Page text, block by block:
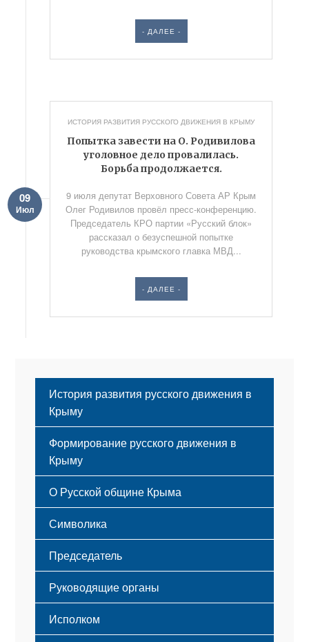
- ДАЛЕЕ -
ИСТОРИЯ РАЗВИТИЯ РУССКОГО ДВИЖЕНИЯ В КРЫМУ
Попытка завести на О. Родивилова
уголовное дело провалилась.
Борьба продолжается.
09
Июл
9 июля депутат Верховного Совета АР Крым
Олег Родивилов провёл пресс-конференцию.
Председатель КРО партии «Русский блок»
рассказал о безуспешной попытке
руководства крымского главка МВД...
- ДАЛЕЕ -
История развития русского движения в
Крыму
Формирование русского движения в
Крыму
Русский Крым
О Русской общине Крыма
Этапы становления
Принципы деятельности
Структура
Мероприятия
Символика
Флаг
Герб
Гимн
Председатель
Руководящие органы
Исполком